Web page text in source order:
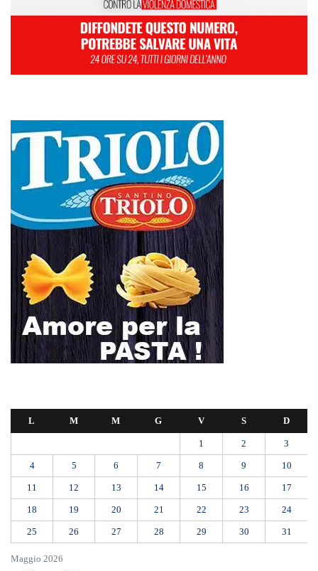
Maggio 2026
L M M G V S D
1 2 3
4 5 6 7 8 9 10
11 12 13 14 15 16 17
18 19 20 21 22 23 24
25 26 27 28 29 30 31